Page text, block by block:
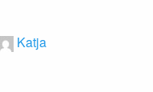
Katja